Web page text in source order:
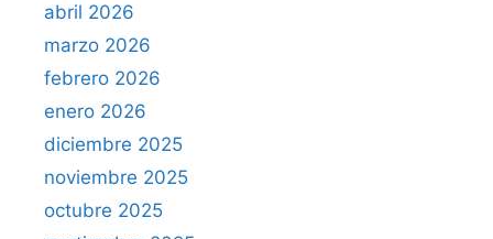
abril 2026
marzo 2026
febrero 2026
enero 2026
diciembre 2025
noviembre 2025
octubre 2025